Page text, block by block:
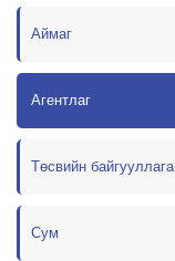
Аймаг
Агентлаг
Төсвийн байгууллага
Сум